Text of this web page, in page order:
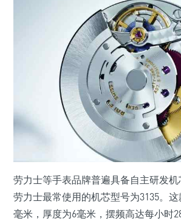
劳力士等手表品牌普遍具备自主研发机
劳力士最常使用的机芯型号为3135。
毫米，厚度为6毫米，摆频高达每小时